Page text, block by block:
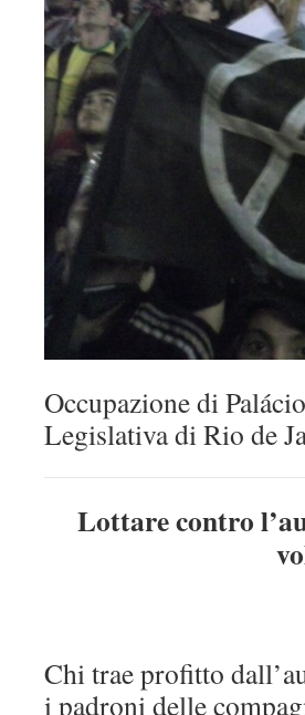
Occupazione di
Legislativa di Rio de
Lottare contro
Chi trae profitto
i padroni delle